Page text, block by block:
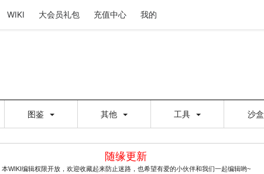
WIKI 大会员礼包 充值中心 我的
图鉴 其他 工具 沙盒
随缘更新
本WIKI编辑权限开放，欢迎收藏起来防止迷路，也希望有爱的小伙伴和我们一起编辑哟~